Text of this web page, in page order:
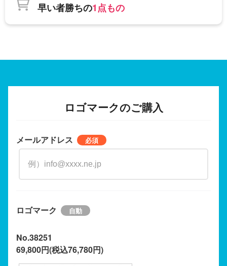
早い者勝ちの1点もの
ロゴマークのご購入
メールアドレス
ロゴマーク
No.38251
69,800円(税込76,780円)